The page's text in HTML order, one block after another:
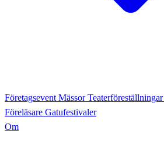
Företagsevent MässorTeaterföreställningar
Föreläsare Gatufestivaler
Om